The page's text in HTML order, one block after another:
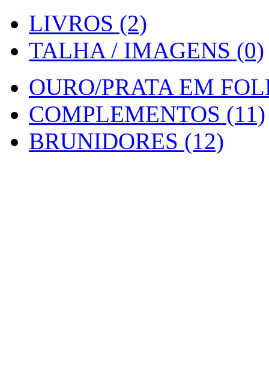
LIVROS (2)
TALHA / IMAGENS (0)
OURO/PRATA EM
COMPLEMENTOS (11)
BRUNIDORES (12)